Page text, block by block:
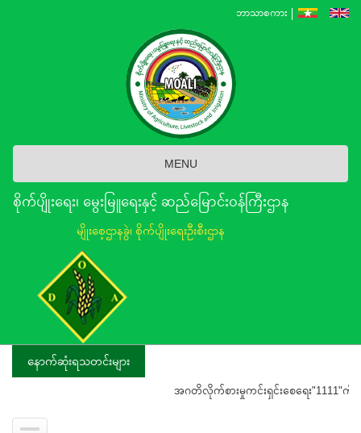
ဘာသာစကား
MENU
စိုက်ပျိုးရေး၊ မွေးမြူရေးနှင့် ဆည်မြောင်း၀န်ကြီးဌာန
မျိုးစေ့ဌာနခွဲ၊ စိုက်ပျိုးရေးဦးစီးဌာန
နောက်ဆုံးရသတင်းများ
အဂတိလိုက်စားမှုကင်းရှင်းစေရေး"1111"ကို ဖြ